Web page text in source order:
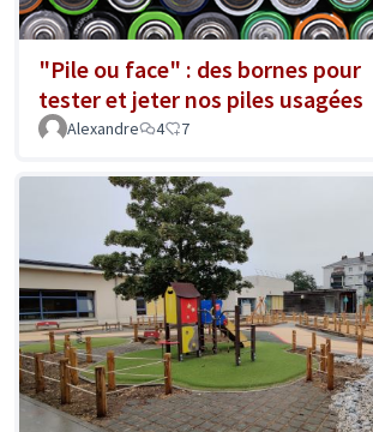
"Pile ou face" : des bornes pour
tester et jeter nos piles usagées
Alexandre 4 7